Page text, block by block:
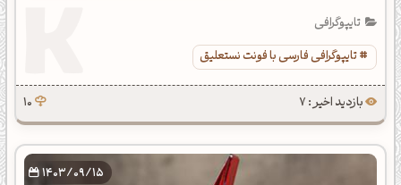
تایپوگرافی
تایپوگرافی فارسی با فونت نستعلیق
بازدید اخیر : 7 10
1403/09/15